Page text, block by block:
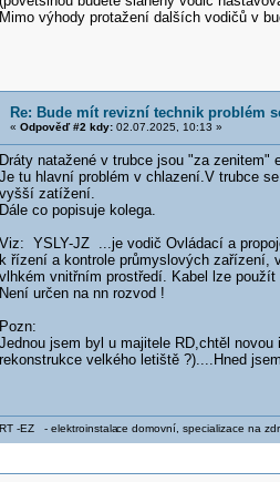
Mimo výhody protažení dalších vodičů v
Re: Bude mít revizní technik problém
« Odpověď #2 kdy:02.07.2025, 10:13 »
Dráty natažené v trubce jsou "za zenitem"
Je tu hlavní problém v chlazení.V trubce
vyšší zatížení.
Dále co popisuje kolega.
Viz: YSLY-JZ ...je vodič Ovládací a
k řízení a kontrole průmyslových zařízení,
vlhkém vnitřním prostředí. Kabel lze
Není určen na nn rozvod !
Pozn:
Jednou jsem byl u majitele RD,chtěl
rekonstrukce velkého letiště ?)....Hned
RT -EZ - elektroinstalace domovní, specializace na